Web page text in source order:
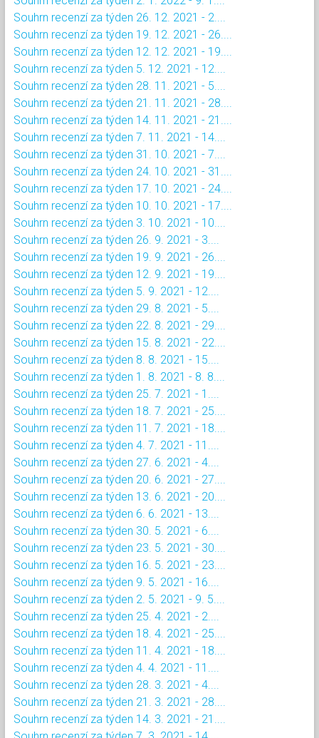
Souhrn recenzí za týden 26. 12. 2021 - 2....
Souhrn recenzí za týden 19. 12. 2021 - 26....
Souhrn recenzí za týden 12. 12. 2021 - 19....
Souhrn recenzí za týden 5. 12. 2021 - 12....
Souhrn recenzí za týden 28. 11. 2021 - 5....
Souhrn recenzí za týden 21. 11. 2021 - 28....
Souhrn recenzí za týden 14. 11. 2021 - 21....
Souhrn recenzí za týden 7. 11. 2021 - 14....
Souhrn recenzí za týden 31. 10. 2021 - 7....
Souhrn recenzí za týden 24. 10. 2021 - 31....
Souhrn recenzí za týden 17. 10. 2021 - 24....
Souhrn recenzí za týden 10. 10. 2021 - 17....
Souhrn recenzí za týden 3. 10. 2021 - 10....
Souhrn recenzí za týden 26. 9. 2021 - 3....
Souhrn recenzí za týden 19. 9. 2021 - 26....
Souhrn recenzí za týden 12. 9. 2021 - 19....
Souhrn recenzí za týden 5. 9. 2021 - 12....
Souhrn recenzí za týden 29. 8. 2021 - 5....
Souhrn recenzí za týden 22. 8. 2021 - 29....
Souhrn recenzí za týden 15. 8. 2021 - 22....
Souhrn recenzí za týden 8. 8. 2021 - 15....
Souhrn recenzí za týden 1. 8. 2021 - 8. 8....
Souhrn recenzí za týden 25. 7. 2021 - 1....
Souhrn recenzí za týden 18. 7. 2021 - 25....
Souhrn recenzí za týden 11. 7. 2021 - 18....
Souhrn recenzí za týden 4. 7. 2021 - 11....
Souhrn recenzí za týden 27. 6. 2021 - 4....
Souhrn recenzí za týden 20. 6. 2021 - 27....
Souhrn recenzí za týden 13. 6. 2021 - 20....
Souhrn recenzí za týden 6. 6. 2021 - 13....
Souhrn recenzí za týden 30. 5. 2021 - 6....
Souhrn recenzí za týden 23. 5. 2021 - 30....
Souhrn recenzí za týden 16. 5. 2021 - 23....
Souhrn recenzí za týden 9. 5. 2021 - 16....
Souhrn recenzí za týden 2. 5. 2021 - 9. 5....
Souhrn recenzí za týden 25. 4. 2021 - 2....
Souhrn recenzí za týden 18. 4. 2021 - 25....
Souhrn recenzí za týden 11. 4. 2021 - 18....
Souhrn recenzí za týden 4. 4. 2021 - 11....
Souhrn recenzí za týden 28. 3. 2021 - 4....
Souhrn recenzí za týden 21. 3. 2021 - 28....
Souhrn recenzí za týden 14. 3. 2021 - 21....